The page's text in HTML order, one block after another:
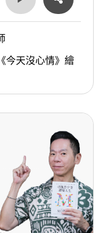
今天沒心情》繪